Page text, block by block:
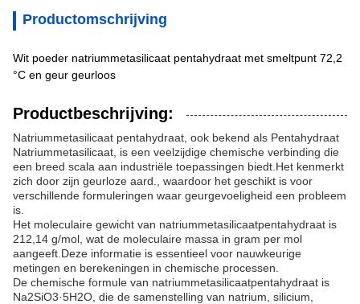
Productomschrijving
Wit poeder natriummetasilicaat pentahydraat met smeltpunt 72,2
°C en geur geurloos
Productbeschrijving:
Natriummetasilicaat pentahydraat, ook bekend als Pentahydraat
Natriummetasilicaat, is een veelzijdige chemische verbinding die
een breed scala aan industriële toepassingen biedt.Het kenmerkt
zich door zijn geurloze aard., waardoor het geschikt is voor
verschillende formuleringen waar geurgevoeligheid een probleem
is.
Het moleculaire gewicht van natriummetasilicaatpentahydraat is
212,14 g/mol, wat de moleculaire massa in gram per mol
aangeeft.Deze informatie is essentieel voor nauwkeurige
metingen en berekeningen in chemische processen.
De chemische formule van natriummetasilicaatpentahydraat is
Na2SiO3·5H2O, die de samenstelling van natrium, silicium,